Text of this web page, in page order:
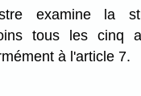
examine la
tous les cinq
à l'article 7.